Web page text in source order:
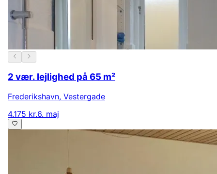
2 vær. lejlighed på 65 m²
Frederikshavn, Vestergade
4.175 kr.6. maj